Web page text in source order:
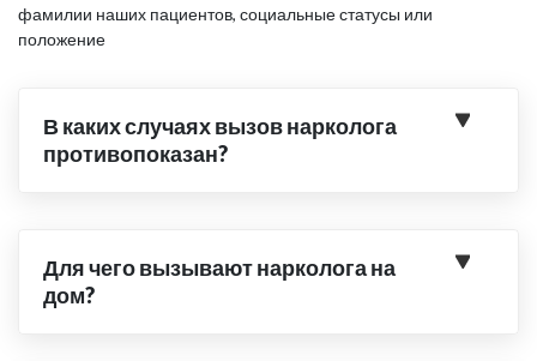
фамилии наших пациентов, социальные статусы или
положение
В каких случаях вызов нарколога
противопоказан?
Для чего вызывают нарколога на
дом?